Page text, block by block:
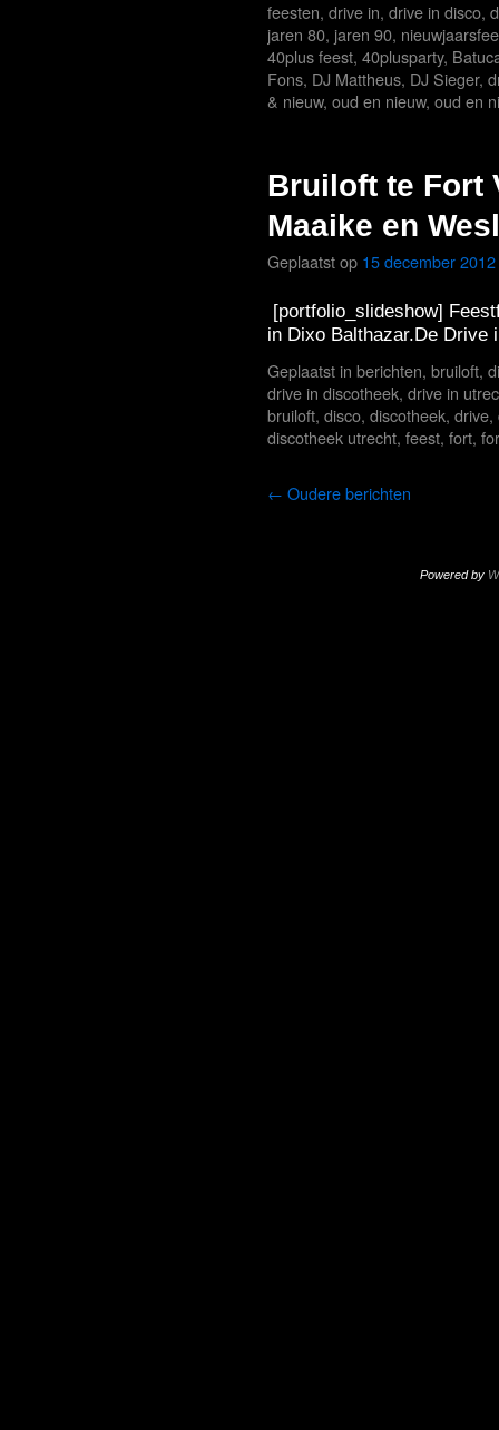
feesten, drive in, drive in disco,
jaren 80, jaren 90,
40plus feest, 40plusparty,
Fons, DJ Mattheus, DJ Sieger,
& nieuw, oud en nieuw, oud en
Bruiloft te Fort
Maaike en
Geplaatst op 15 december 2012
[portfolio_slideshow]
in Dixo Balthazar.De Drive
Geplaatst in berichten, bruiloft,
drive in discotheek, drive in
bruiloft, disco, discotheek, drive,
discotheek utrecht, feest, fort,
← Oudere berichten
Powered by